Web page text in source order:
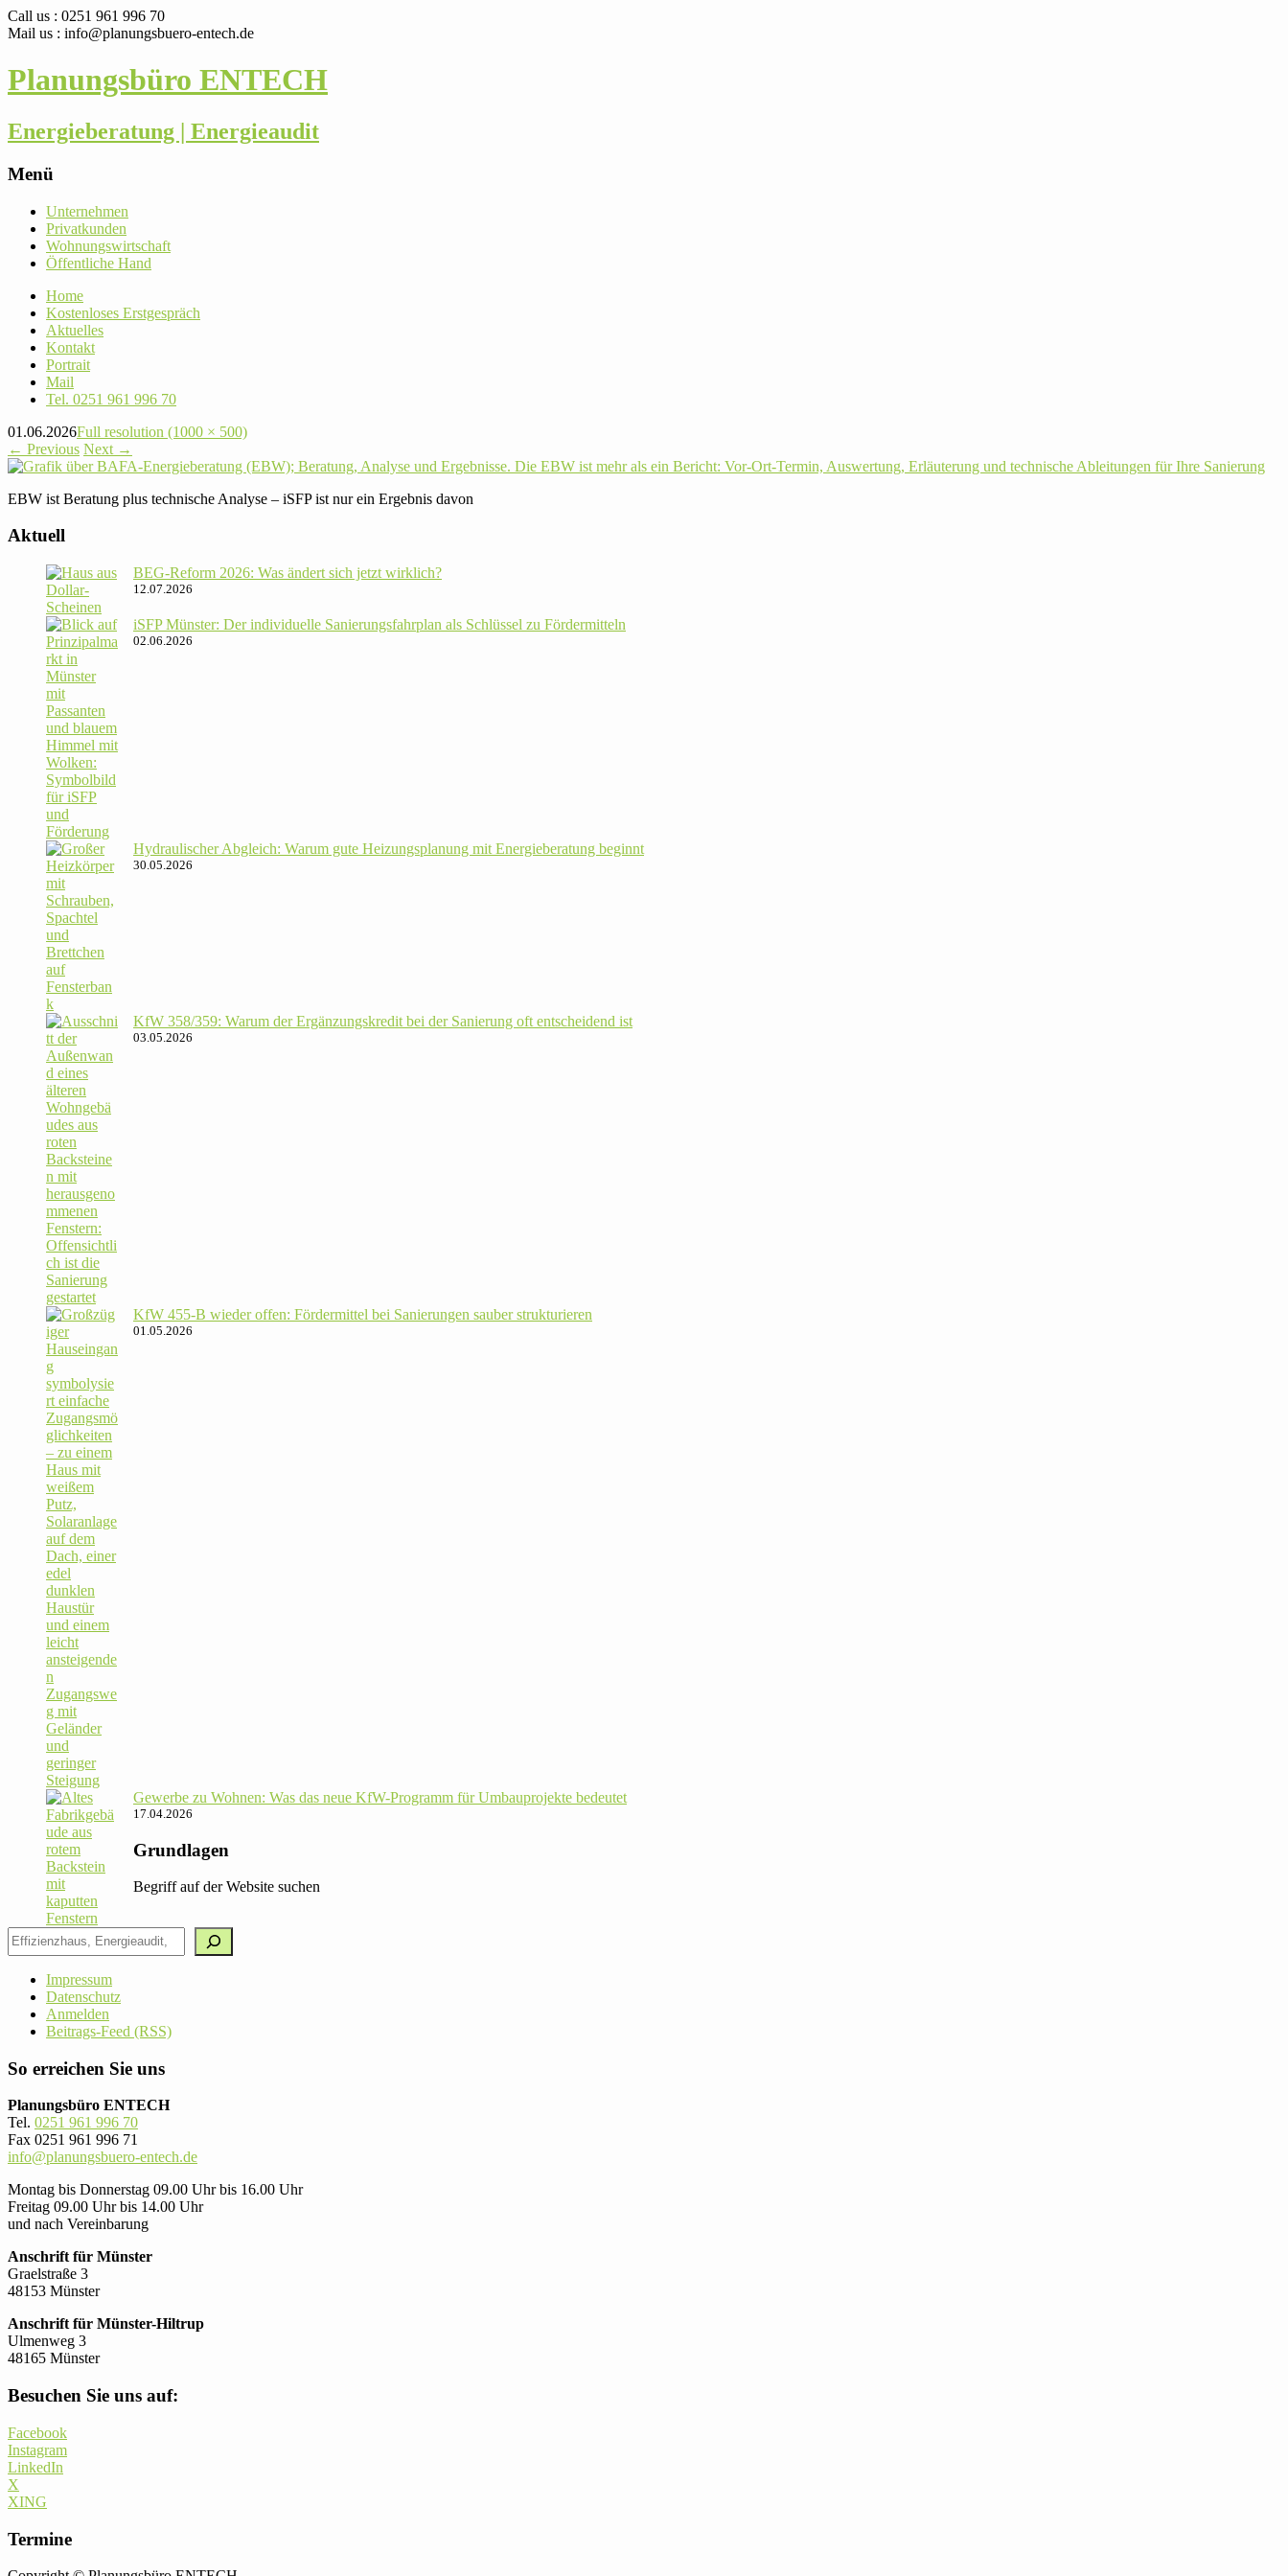
Call us : 0251 961 996 70
Mail us : info@planungsbuero-entech.de
Planungsbüro ENTECH
Energieberatung | Energieaudit
Menü
Skip
content
Unter­nehmen
Pri­vat­kunden
Woh­nungs­wirt­schaft
Öffent­liche Hand
Home
Kos­ten­loses Erstgespräch
Aktu­elles
Kontakt
Por­trait
Mail
Tel. 0251 961 996 70
01.06.2026Full resolution (1000 × 500)
← Previous Next →
EBW ist Bera­tung plus tech­ni­sche Analyse – iSFP ist nur ein Ergebnis davon
Aktuell
BEG-Reform 2026: Was ändert sich jetzt wirklich?
12.07.2026
iSFP Münster: Der indi­vi­du­elle Sanie­rungs­fahr­plan als Schlüssel zu Fördermitteln
02.06.2026
Hydrau­li­scher Abgleich: Warum gute Hei­zungs­pla­nung mit Energie­beratung beginnt
30.05.2026
KfW 358/​359: Warum der Ergän­zungs­kredit bei der Sanie­rung oft ent­schei­dend ist
03.05.2026
KfW 455‑B wieder offen: För­der­mittel bei Sanie­rungen sauber strukturieren
01.05.2026
Gewerbe zu Wohnen: Was das neue KfW-Pro­gramm für Umbau­pro­jekte bedeutet
17.04.2026
Grundlagen
Begriff auf der Website suchen
Impressum
Datenschutz
Anmelden
Beitrags-Feed (RSS)
So erreichen Sie uns
Planungsbüro ENTECH
Tel. 0251 961 996 70
Fax 0251 961 996 71
info@planungsbuero-entech.de
Montag bis Donnerstag 09.00 Uhr bis 16.00 Uhr
Freitag 09.00 Uhr bis 14.00 Uhr
und nach Vereinbarung
Anschrift für Münster
Graelstraße 3
48153 Münster
Anschrift für Münster-Hiltrup
Ulmenweg 3
48165 Münster
Besuchen Sie uns auf:
Facebook
Instagram
LinkedIn
X
XING
Termine